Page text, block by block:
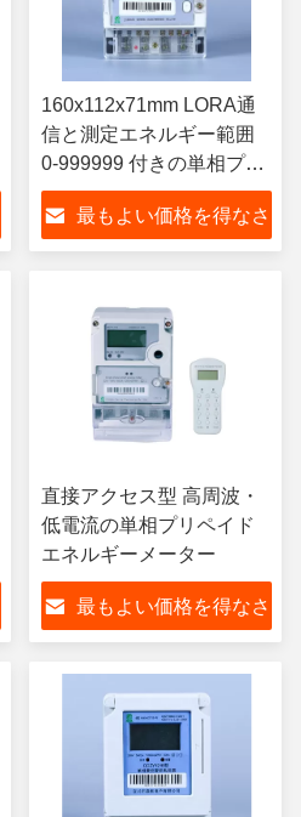
160x112x71mm LORA通
信と測定エネルギー範囲
0-999999 付きの単相プリ
ペイドエネルギーメータ
ー
最もよい価格を得なさ
直接アクセス型 高周波・
低電流の単相プリペイド
エネルギーメーター
最もよい価格を得なさ